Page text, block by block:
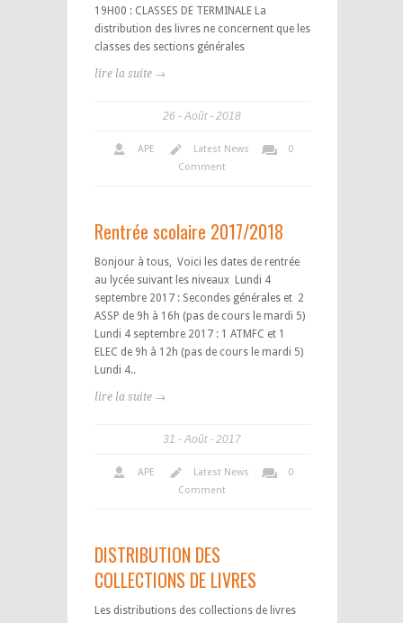
19H00 : CLASSES DE TERMINALE La
distribution des livres ne concernent que les
classes des sections générales
lire la suite →
26 Août 2018
APE Latest News
0
Comment
Rentrée scolaire 2017/2018
Bonjour à tous, Voici les dates de rentrée
au lycée suivant les niveaux Lundi 4
septembre 2017 : Secondes générales et 2
ASSP de 9h à 16h (pas de cours le mardi 5)
Lundi 4 septembre 2017 : 1 ATMFC et 1
ELEC de 9h à 12h (pas de cours le mardi 5)
Lundi 4..
lire la suite →
31 Août 2017
APE Latest News
0
Comment
DISTRIBUTION DES
COLLECTIONS DE LIVRES
Les distributions des collections de livres